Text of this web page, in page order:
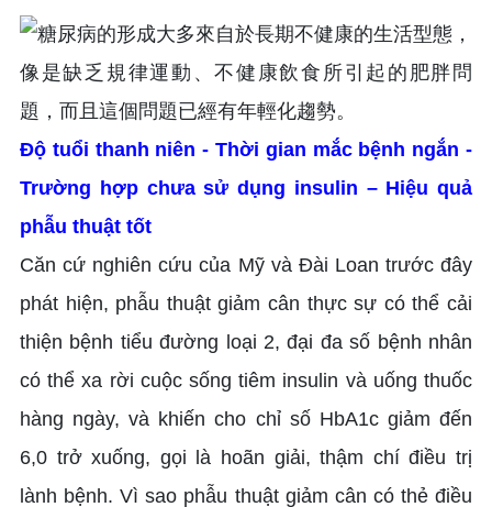
Độ tuổi thanh niên - Thời gian mắc bệnh ngắn -
Trường hợp chưa sử dụng insulin – Hiệu quả
phẫu thuật tốt
Căn cứ nghiên cứu của Mỹ và Đài Loan trước đây
phát hiện, phẫu thuật giảm cân thực sự có thể cải
thiện bệnh tiểu đường loại 2, đại đa số bệnh nhân
có thể xa rời cuộc sống tiêm insulin và uống thuốc
hàng ngày, và khiến cho chỉ số HbA1c giảm đến
6,0 trở xuống, gọi là hoãn giải, thậm chí điều trị
lành bệnh. Vì sao phẫu thuật giảm cân có thẻ điều